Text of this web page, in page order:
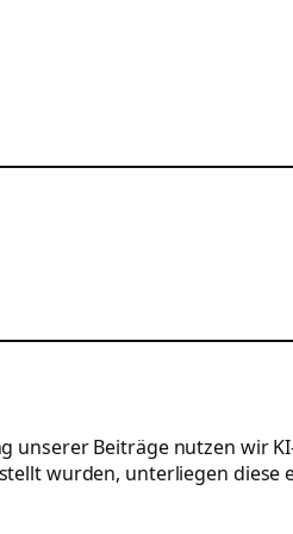
unserer Beiträge nutzen wir
wurden, unterliegen diese